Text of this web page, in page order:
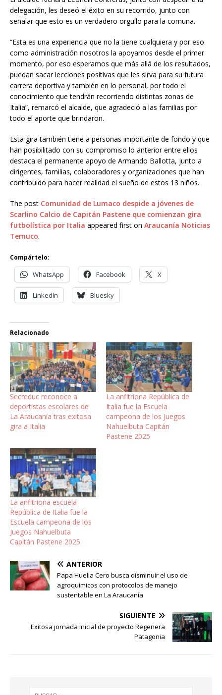
delegación, les deseó el éxito en su recorrido, junto con
señalar que esto es un verdadero orgullo para la comuna.
“Esta es una experiencia que no la tiene cualquiera y por eso
como administración nosotros la apoyamos desde el primer
momento, por eso esperamos que más allá de los resultados,
puedan sacar lecciones positivas que les sirva para su futura
carrera deportiva y también en lo personal, por todo el
conocimiento que tendrán recorriendo distintas zonas de
Italia”, remarcó el alcalde, que agradeció a las familias por
todo el aporte que brindaron.
Esta gira también tiene a personas importante de fondo y que
han posibilitado con su compromiso lo anterior entre ellos
destaca el permanente apoyo de Armando Ballotta, junto a
dirigentes, familias, colaboradores y organizaciones que han
contribuido para hacer realidad el sueño de estos 13 niños.
The post Comunidad de Lumaco despide a jóvenes de
Scarlino Calcio de Capitán Pastene que comienzan gira
futbolística por Italia appeared first on Araucanía Noticias
Temuco.
Compártelo:
WhatsApp Facebook X
LinkedIn Bluesky
Relacionado
Secreduc reconoce a
deportistas escolares de
La Araucanía tras exitosa
gira a Italia
La anfitriona República de
Italia fue la Escuela
campeona de los Juegos
Nahuelbuta Capitán
Pastene 2025
La anfitriona escuela
República de Italia fue la
Escuela campeona de los
Juegos Nahuelbuta
Capitán Pastene 2025
ANTERIOR
Papa Huella Cero busca disminuir el uso de
agroquímicos con protocolos de manejo
sustentable en La Araucanía
SIGUIENTE
Exitosa jornada inicial de proyecto Regenera
Patagonia